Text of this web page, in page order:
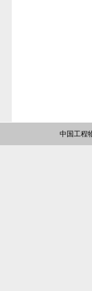
中国工程